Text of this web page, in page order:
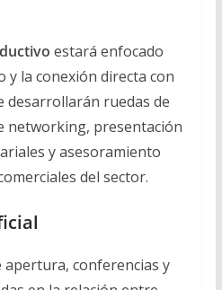
estará enfocado
y la conexión directa con
desarrollarán ruedas de
networking, presentación
y asesoramiento
del sector.
apertura, conferencias y